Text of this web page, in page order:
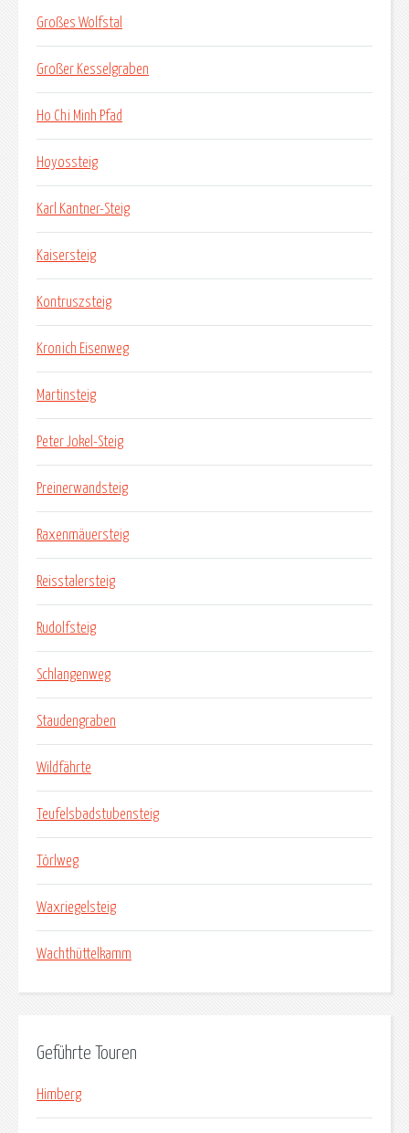
Großes Wolfstal
Großer Kesselgraben
Ho Chi Minh Pfad
Hoyossteig
Karl Kantner-Steig
Kaisersteig
Kontruszsteig
Kronich Eisenweg
Martinsteig
Peter Jokel-Steig
Preinerwandsteig
Raxenmäuersteig
Reisstalersteig
Rudolfsteig
Schlangenweg
Staudengraben
Wildfährte
Teufelsbadstubensteig
Törlweg
Waxriegelsteig
Wachthüttelkamm
Geführte Touren
Himberg